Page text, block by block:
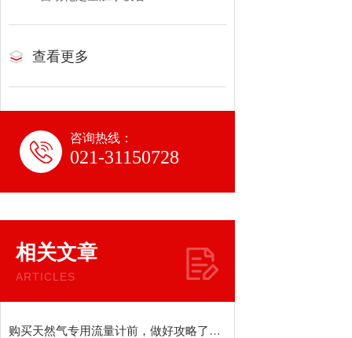
查看更多
咨询热线：
021-31150728
相关文章
ARTICLES
购买天然气专用流量计前，做好攻略了吗？